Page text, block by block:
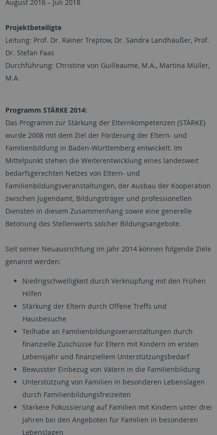
August 2016 – Juli 2018
Projektbeteiligte
Leitung: Prof. Dr. Rainer Treptow, Dr. Sandra Landhäußer, Prof.
Dr. Stefan Faas
Durchführung: Christine von Guilleaume, M.A., Martina Müller,
M.A.
Programm STÄRKE 2014:
Das Programm zur Stärkung der Elternkompetenzen (STÄRKE)
wurde 2008 mit dem Ziel der Förderung der Eltern- und
Familienbildung in Baden-Württemberg entwickelt. Im
Mittelpunkt stehen die Weiterentwicklung eines landesweit
bedarfsgerechten Netzes von Eltern- und
Familienbildungsveranstaltungen, der Ausbau der Kooperation
zwischen Jugendamt, Bildungsträger und professionellen
Diensten in diesem Zusammenhang sowie eine generelle
Betonung des Stellenwerts solcher Bildungsangebote.
Seit seiner Neuausrichtung im Jahr 2014 können folgende Ziele
genannt werden:
Niedrigschwelligkeit durch Verknüpfung mit den Frühen
Hilfen
Stärkung der Eltern durch Offene Treffs und
Hausbesuche
Teilhabe an Familienbildungsveranstaltungen durch
finanzielle Zuschüsse für Eltern mit Kindern im ersten
Lebensjahr und finanziellem Unterstützungsbedarf
Bewusster Einbezug von Vätern in die Familienbildung
Unterstützung von Familien in besonderen Lebenslagen
durch Familienbildungsfreizeiten
Stärkere Fokussierung auf Familien mit Kindern unter drei
Jahren bei den Angeboten für Familien in besonderen
Lebenslagen